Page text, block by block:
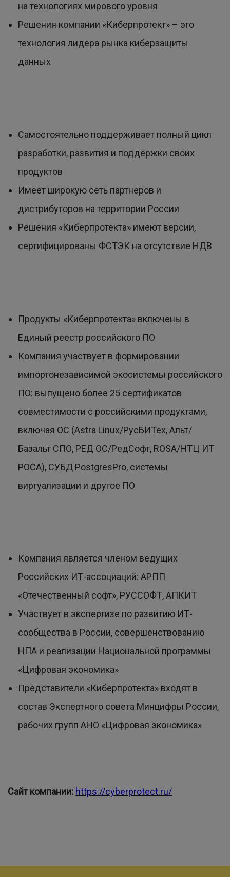
на технологиях мирового уровня
Решения компании «Киберпротект» – это
технология лидера рынка киберзащиты
данных
Самостоятельно поддерживает полный цикл
разработки, развития и поддержки своих
продуктов
Имеет широкую сеть партнеров и
дистрибуторов на территории России
Решения «Киберпротекта» имеют версии,
сертифицированы ФСТЭК на отсутствие НДВ
Продукты «Киберпротекта» включены в
Единый реестр российского ПО
Компания участвует в формировании
импортонезависимой экосистемы российского
ПО: выпущено более 25 сертификатов
совместимости с российскими продуктами,
включая ОС (Astra Linux/РусБИТех, Альт/
Базальт СПО, РЕД ОС/РедСофт, ROSA/НТЦ ИТ
РОСА), СУБД PostgresPro, системы
виртуализации и другое ПО
Компания является членом ведущих
Российских ИТ-ассоциаций: АРПП
«Отечественный софт», РУССОФТ, АПКИТ
Участвует в экспертизе по развитию ИТ-
сообщества в России, совершенствованию
НПА и реализации Национальной программы
«Цифровая экономика»
Представители «Киберпротекта» входят в
состав Экспертного совета Минцифры России,
рабочих групп АНО «Цифровая экономика»
Сайт компании: https://cyberprotect.ru/